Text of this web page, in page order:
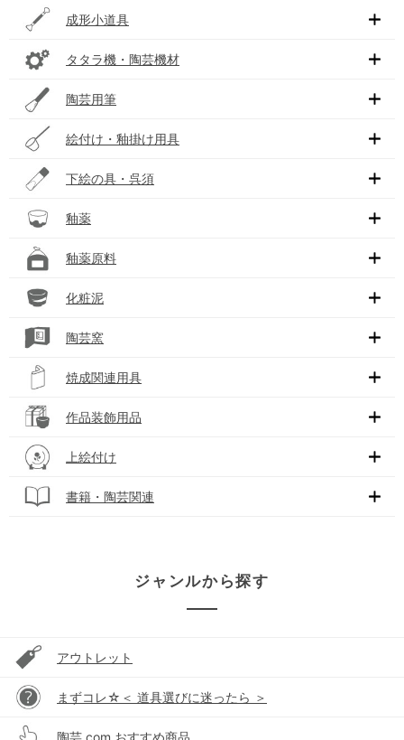
成形小道具
タタラ機・陶芸機材
陶芸用筆
絵付け・釉掛け用具
下絵の具・呉須
釉薬
釉薬原料
化粧泥
陶芸窯
焼成関連用具
作品装飾用品
上絵付け
書籍・陶芸関連
ジャンルから探す
アウトレット
まずコレ☆＜ 道具選びに迷ったら ＞
陶芸.com おすすめ商品